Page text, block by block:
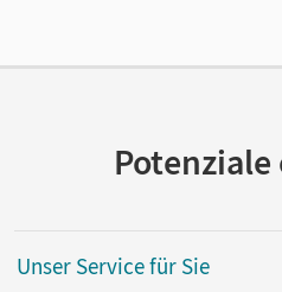
Unser Service für Sie